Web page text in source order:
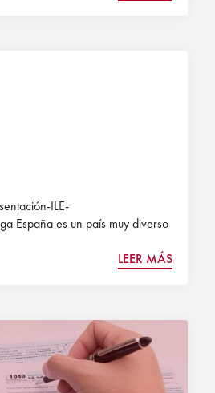
ILE-
España es un país muy diverso
LEER MÁS